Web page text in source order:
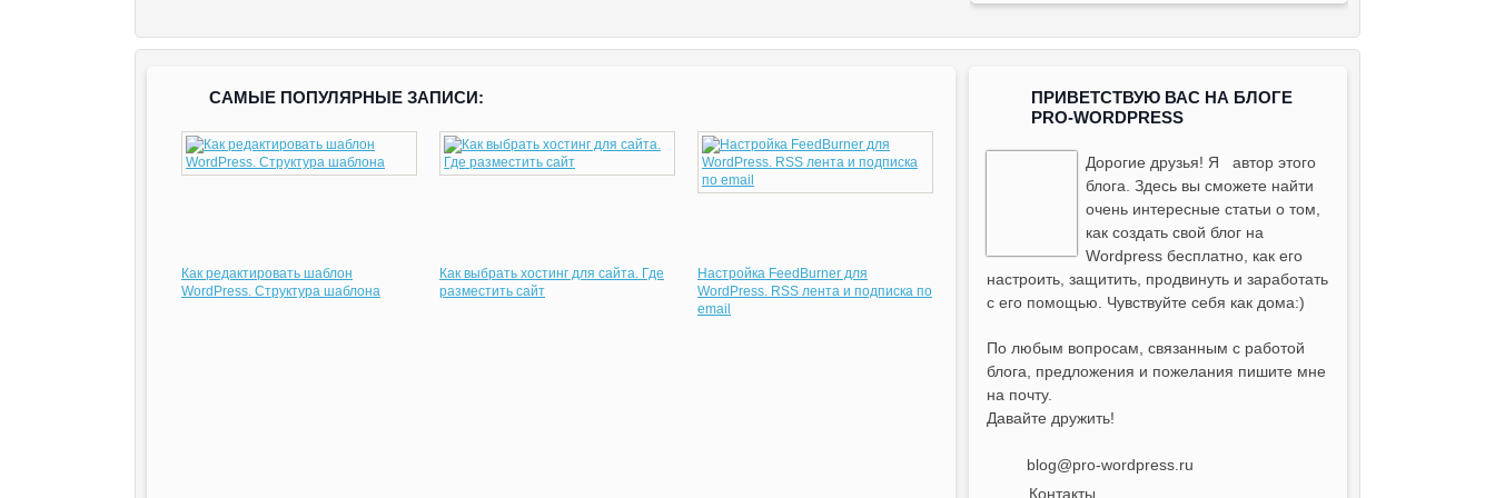
САМЫЕ ПОПУЛЯРНЫЕ ЗАПИСИ:
Как редактировать шаблон
WordPress. Структура шаблона
Как выбрать хостинг для сайта. Где
разместить сайт
Настройка FeedBurner для
WordPress. RSS лента и подписка по
email
ПРИВЕТСТВУЮ ВАС НА БЛОГЕ
PRO-WORDPRESS
Дорогие друзья! Я
автор этого
блога . Здесь вы сможете найти
очень интересные статьи о том,
как создать свой блог на
Wordpress бесплатно, как его
настроить, защитить, продвинуть и заработать
с его помощью. Чувствуйте себя как дома:)
По любым вопросам, связанным с работой
блога, предложения и пожелания пишите мне
на почту.
Давайте дружить!
blog@pro-wordpress.ru
Контакты